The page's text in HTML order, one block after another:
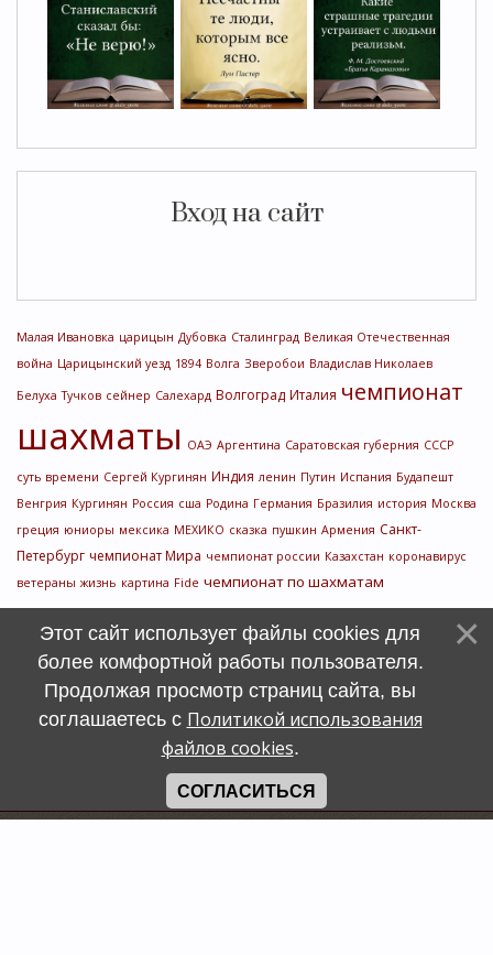
Вход на сайт
Малая Ивановка царицын Дубовка Сталинград Великая Отечественная
война Царицынский уезд 1894 Волга Зверобои Владислав Николаев
Белуха Тучков сейнер Салехард Волгоград Италия чемпионат
шахматы ОАЭ Аргентина Саратовская губерния СССР
суть времени Сергей Кургинян Индия ленин Путин Испания Будапешт
Венгрия Кургинян Россия сша Родина Германия Бразилия история Москва
греция юниоры мексика МЕХИКО сказка пушкин Армения Санкт-
Петербург чемпионат Мира чемпионат россии Казахстан коронавирус
ветераны жизнь картина Fide чемпионат по шахматам
Этот сайт использует файлы cookies для
более комфортной работы пользователя.
Продолжая просмотр страниц сайта, вы
соглашаетесь с Политикой использования
файлов cookies.
СОГЛАСИТЬСЯ